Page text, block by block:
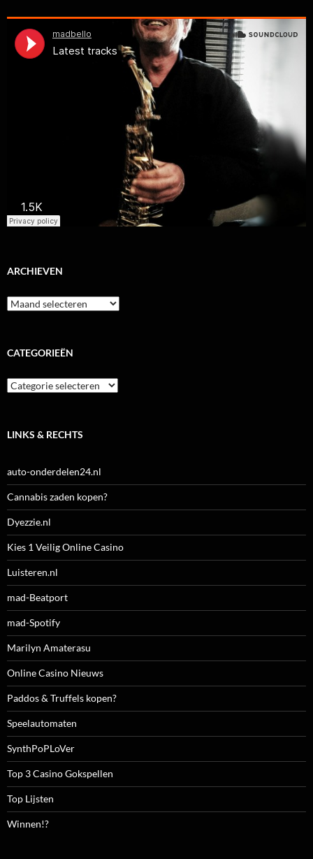
ARCHIEVEN
Archieven
CATEGORIEËN
Categorieën
LINKS & RECHTS
auto-onderdelen24.nl
Cannabis zaden kopen?
Dyezzie.nl
Kies 1 Veilig Online Casino
Luisteren.nl
mad-Beatport
mad-Spotify
Marilyn Amaterasu
Online Casino Nieuws
Paddos & Truffels kopen?
Speelautomaten
SynthPoPLoVer
Top 3 Casino Gokspellen
Top Lijsten
Winnen!?